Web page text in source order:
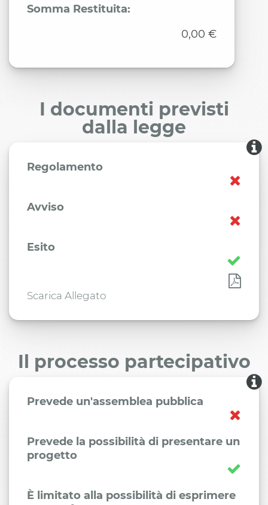
Somma Restituita:
0,00 €
I documenti previsti
dalla legge
Regolamento
Avviso
Esito
Scarica Allegato
Il processo partecipativo
Prevede un'assemblea pubblica
Prevede la possibilità di presentare un
progetto
È limitato alla possibilità di esprimere